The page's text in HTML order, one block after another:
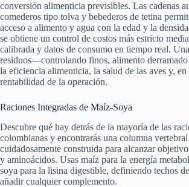
conversión alimenticia previsibles. Las cadenas
comederos tipo tolva y bebederos de tetina
acceso a alimento y agua con la edad y la
se obtiene un control de costos más estricto
calibrada y datos de consumo en tiempo real.
residuos—controlando finos, alimento
la eficiencia alimenticia, la salud de las aves y,
rentabilidad de la operación.
Raciones Integradas de Maíz-Soya
Descubre qué hay detrás de la mayoría de las
colombianas y encontrarás una columna
cuidadosamente construida para alcanzar
y aminoácidos. Usas maíz para la energía
soya para la lisina digestible, definiendo techos
añadir cualquier complemento.